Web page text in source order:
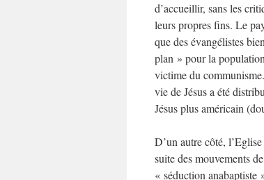
d’accueillir, sans les
leurs propres fins. Le
que des évangélistes
plan » pour la
victime du
vie de Jésus a été
Jésus plus américain
D’un autre côté,
suite des mouvements
« séduction anabaptiste